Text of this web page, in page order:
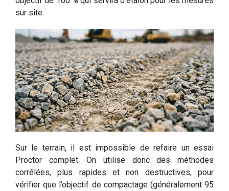
sur site.
Sur le terrain, il est impossible de refaire un essai
Proctor complet. On utilise donc des méthodes
corrélées, plus rapides et non destructives, pour
vérifier que l’objectif de compactage (généralement 95